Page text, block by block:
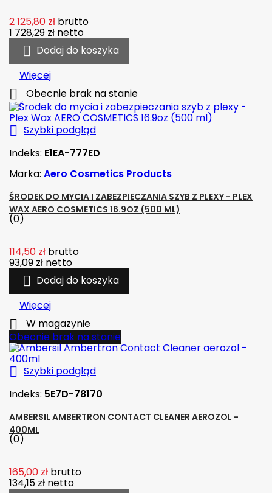
2 125,80 zł brutto
1 728,29 zł netto
 Dodaj do koszyka
Więcej
 Obecnie brak na stanie
 Szybki podgląd
Indeks: E1EA-777ED
Marka: Aero Cosmetics Products
ŚRODEK DO MYCIA I ZABEZPIECZANIA SZYB Z PLEXY - PLEX
WAX AERO COSMETICS 16.9OZ (500 ML)
(0)
114,50 zł brutto
93,09 zł netto
 Dodaj do koszyka
Więcej

W magazynie
Obecnie brak na stanie
 Szybki podgląd
Indeks: 5E7D-78170
AMBERSIL AMBERTRON CONTACT CLEANER AEROZOL -
400ML
(0)
165,00 zł brutto
134,15 zł netto